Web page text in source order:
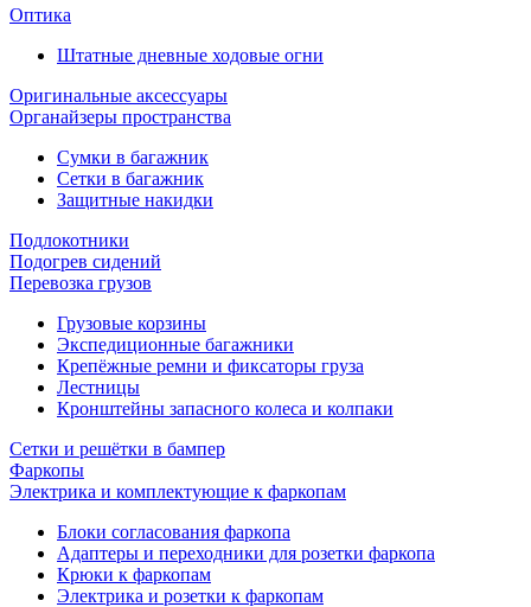
Оптика
Штатные дневные ходовые огни
Оригинальные аксессуары
Органайзеры пространства
Сумки в багажник
Сетки в багажник
Защитные накидки
Подлокотники
Подогрев сидений
Перевозка грузов
Грузовые корзины
Экспедиционные багажники
Крепёжные ремни и фиксаторы груза
Лестницы
Кронштейны запасного колеса и колпаки
Сетки и решётки в бампер
Фаркопы
Электрика и комплектующие к фаркопам
Блоки согласования фаркопа
Адаптеры и переходники для розетки фаркопа
Крюки к фаркопам
Электрика и розетки к фаркопам